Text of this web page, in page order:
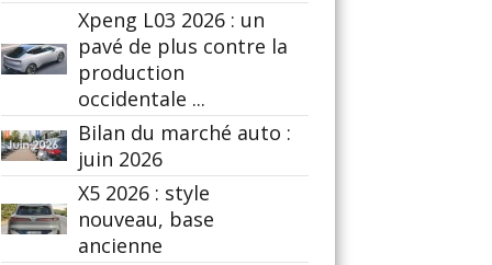
Xpeng L03 2026 : un
pavé de plus contre la
production
occidentale ...
Bilan du marché auto :
juin 2026
X5 2026 : style
nouveau, base
ancienne